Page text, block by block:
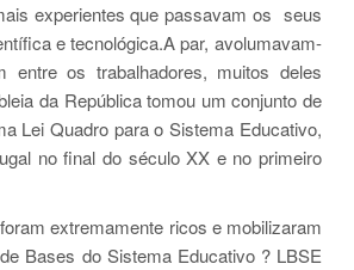
experientes que passavam os seus
e tecnológica.A par, avolumavam-
os trabalhadores, muitos deles
da República tomou um conjunto de
Lei Quadro para o Sistema Educativo,
no final do século XX e no primeiro
extremamente ricos e mobilizaram
Bases do Sistema Educativo ? LBSE